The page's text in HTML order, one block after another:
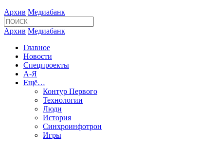
Архив Медиабанк
Архив Медиабанк
Главное
Новости
Спецпроекты
А-Я
Ещё…
Контур Первого
Технологии
Люди
История
Синхроинфотрон
Игры